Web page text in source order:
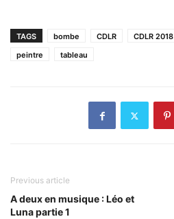
TAGS bombe CDLR CDLR 2018
peintre
tableau
Previous article
A deux en musique : Léo et
Luna partie 1